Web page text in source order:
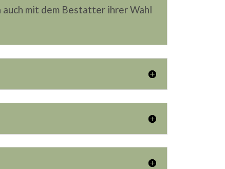
mit dem Bestatter ihrer Wahl